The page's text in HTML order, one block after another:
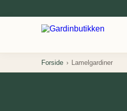
Forside › Lamelgardiner